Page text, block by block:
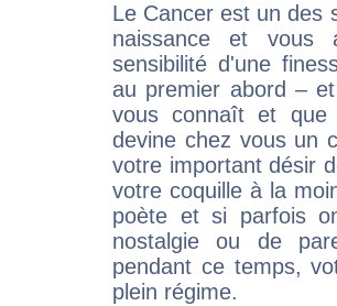
Le Cancer est un des
naissance et vous
sensibilité d'une
au premier abord –
vous connaît et
devine chez vous un
votre important désir
votre coquille à la
poète et si parfois
nostalgie ou de
pendant ce temps,
plein régime.